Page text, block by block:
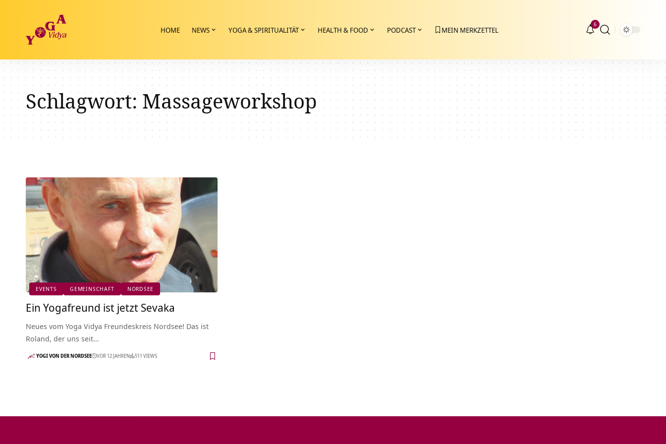
HOME NEWS YOGA & SPIRITUALITÄT HEALTH & FOOD PODCAST MEIN MERKZETTEL
6
Schlagwort:Massageworkshop
EVENTS GEMEINSCHAFT NORDSEE
Ein Yogafreund ist jetzt Sevaka
Neues vom Yoga Vidya Freundeskreis Nordsee! Das ist
Roland, der uns seit…
YOGI VON DER NORDSEE VOR 12 JAHREN 511 VIEWS